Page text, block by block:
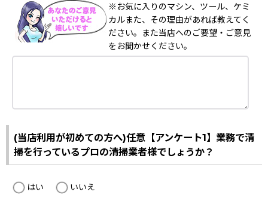
※お気に入りのマシン、ツール、ケミ
カルまた、その理由があれば教えてく
ださい。また当店へのご要望・ご意見
をお聞かせください。
(当店利用が初めての方へ)任意【アンケート1】業務で清
掃を行っているプロの清掃業者様でしょうか？
はい いいえ